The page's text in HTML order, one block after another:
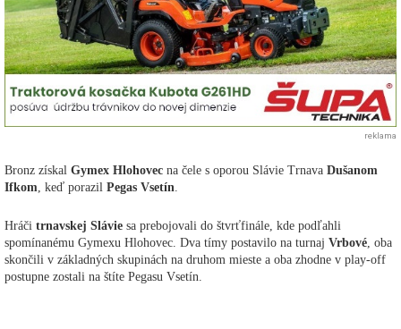
reklama
Bronz získal Gymex Hlohovec na čele s oporou Slávie Trnava Dušanom
Ifkom , keď porazil Pegas Vsetín
Hráči trnavskej Slávie sa prebojovali do štvrťfinále, kde podľahli
spomínanému Gymexu Hlohovec. Dva tímy postavilo na turnaj Vrbové , oba
skončili v základných skupinách na druhom mieste a oba zhodne v play-off
postupne zostali na štíte Pegasu Vsetín.